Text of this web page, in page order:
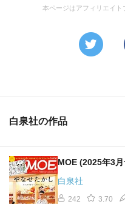
本ページはアフィリエイ
白泉社の作品
MOE (2025年3
白泉社
242 3.70